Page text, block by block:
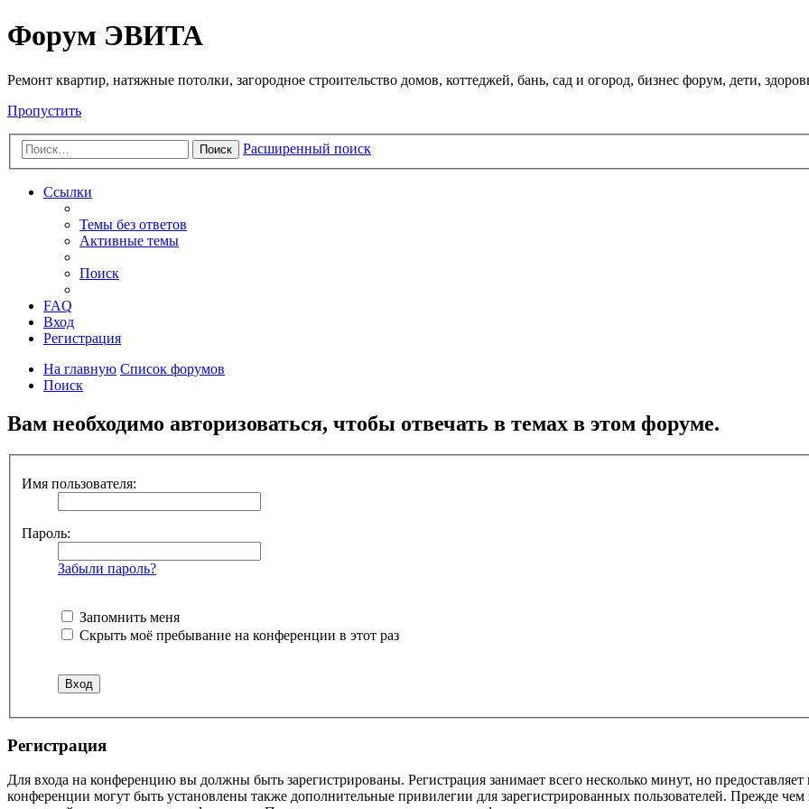
Регистрация
Форум ЭВИТА
Ремонт квартир, натяжные потолки, загородное строительство домов, коттеджей, бань, сад и огород, бизнес форум, дети,
Пропустить
Поиск Расширенный поиск
Ссылки
Темы без ответов
Активные темы
Поиск
FAQ
Вход
Регистрация
На главную Список форумов
Поиск
Вам необходимо авторизоваться, чтобы отвечать в темах в этом форуме.
Имя пользователя:
Пароль:
Забыли пароль?
Запомнить меня
Скрыть моё пребывание на конференции в этот раз
Регистрация
Для входа на конференцию вы должны быть зарегистрированы. Регистрация занимает всего несколько минут, но
конференции могут быть установлены также дополнительные привилегии для зарегистрированных пользователей. Прежде чем